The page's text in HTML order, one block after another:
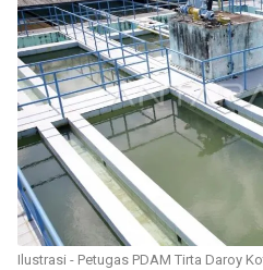
Ilustrasi - Petugas PDAM Tirta Daroy